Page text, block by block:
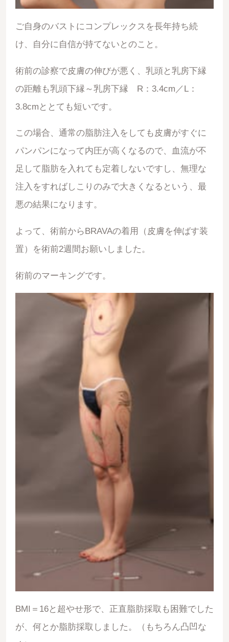
ご自身のバストにコンプレックスを長年持ち続
け、自分に自信が持てないとのこと。
術前の診察で皮膚の伸びが悪く、乳頭と乳房下縁
の距離も乳頭下縁～乳房下縁 R：3.4cm／L：
3.8cmととても短いです。
この場合、通常の脂肪注入をしても皮膚がすぐに
パンパンになって内圧が高くなるので、血流が不
足して脂肪を入れても定着しないですし、無理な
注入をすればしこりのみで大きくなるという、最
悪の結果になります。
よって、術前からBRAVAの着用（皮膚を伸ばす装
置）を術前2週間お願いしました。
術前のマーキングです。
BMI＝16と超やせ形で、正直脂肪採取も困難でした
が、何とか脂肪採取しました。（もちろん凸凹な